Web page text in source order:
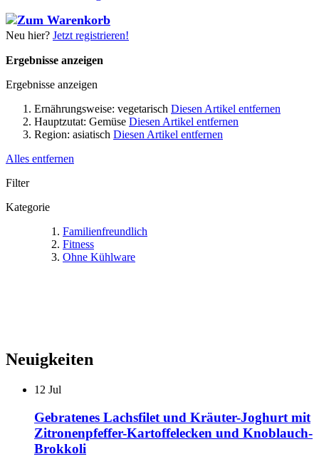
Neu hier? Jetzt registrieren!
Ergebnisse anzeigen
Ergebnisse anzeigen
Ernährungsweise: vegetarisch Diesen Artikel entfernen
Hauptzutat: Gemüse Diesen Artikel entfernen
Region: asiatisch Diesen Artikel entfernen
Alles entfernen
Filter
Kategorie
Familienfreundlich
Fitness
Ohne Kühlware
Neuigkeiten
12 Jul
Gebratenes Lachsfilet und Kräuter-Joghurt mit
Zitronenpfeffer-Kartoffelecken und Knoblauch-
Brokkoli